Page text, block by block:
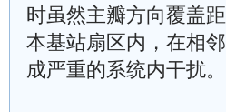
时虽然主瓣方向覆盖
本基站扇区内，在相
成严重的系统内干扰。